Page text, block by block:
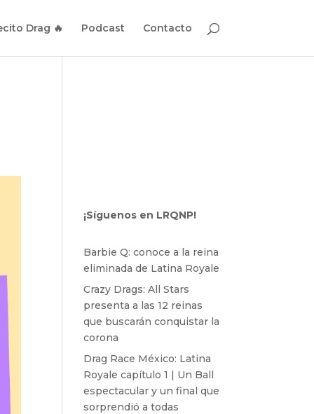
Drag 🔥 Podcast Contacto
¡Síguenos en LRQNP!
Barbie Q: conoce a la reina
eliminada de Latina Royale
Crazy Drags: All Stars
presenta a las 12 reinas
que buscarán conquistar la
corona
Drag Race México: Latina
Royale capítulo 1 | Un Ball
espectacular y un final que
sorprendió a todas